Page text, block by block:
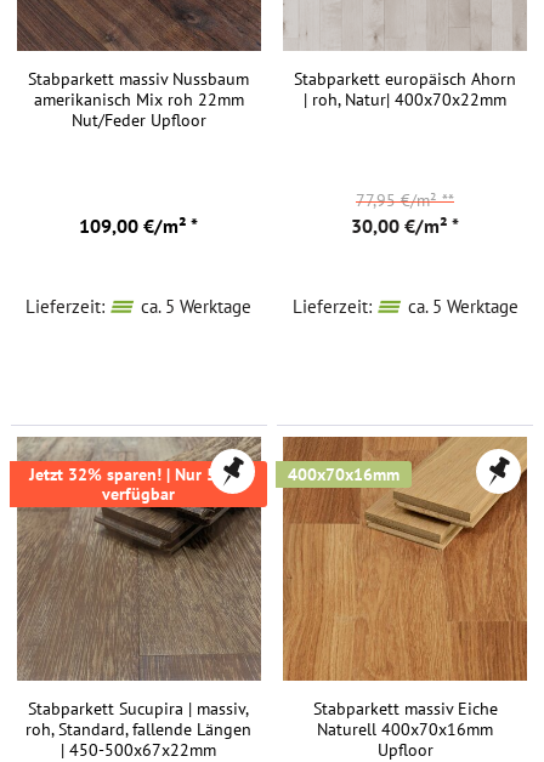
Stabparkett massiv Nussbaum
amerikanisch Mix roh 22mm
Nut/Feder Upfloor
109,00 €/m² *
Lieferzeit: ca. 5 Werktage
Stabparkett europäisch Ahorn
| roh, Natur| 400x70x22mm
30,00 €/m² *
77,95 €/m²**
Lieferzeit: ca. 5 Werktage
Jetzt 32% sparen! | Nur 51m²
verfügbar
Stabparkett Sucupira | massiv,
roh, Standard, fallende Längen
| 450-500x67x22mm
400x70x16mm
Stabparkett massiv Eiche
Naturell 400x70x16mm
Upfloor